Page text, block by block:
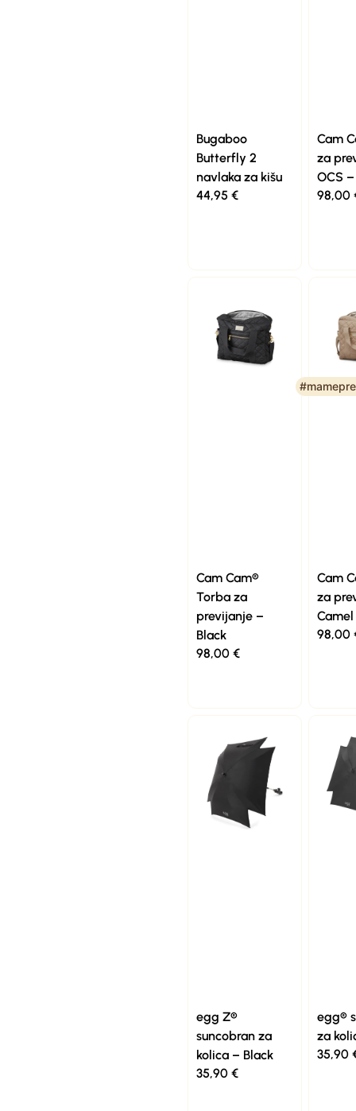
Bugaboo
Butterfly 2
navlaka za kišu
44,95 €
Cam
za
OCS
98,00
Cam Cam®
Torba za
previjanje –
Black
98,00 €
Cam
za
Camel
98,00
egg Z®
suncobran za
kolica – Black
35,90 €
egg®
za
35,90